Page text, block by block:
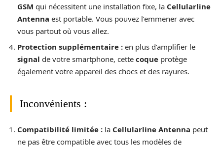
GSM qui nécessitent une installation fixe, la Cellularline
Antenna est portable. Vous pouvez l’emmener avec
vous partout où vous allez.
Protection supplémentaire : en plus d’amplifier le
signal de votre smartphone, cette coque protège
également votre appareil des chocs et des rayures.
Inconvénients :
Compatibilité limitée : la Cellularline Antenna peut
ne pas être compatible avec tous les modèles de